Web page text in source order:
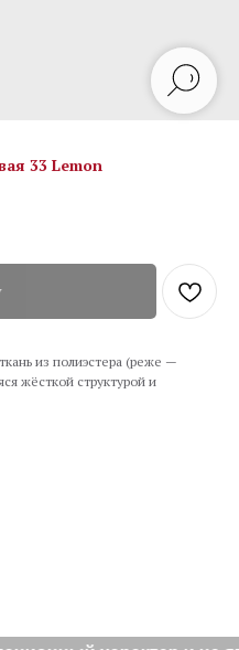
33 Lemon
из полиэстера (реже —
жёсткой структурой и